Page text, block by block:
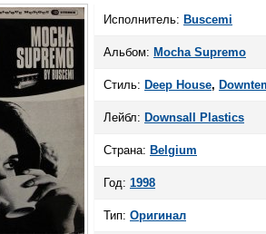
Исполнитель: Buscemi
Альбом: Mocha Supremo
Стиль: Deep House,
Лейбл: Downsall Plastics
Страна: Belgium
Год: 1998
Тип: Оригинал